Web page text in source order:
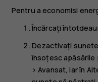
Pentru a economisi
Încărcați
Dezactivați
însoțesc
>Avansat, iar în